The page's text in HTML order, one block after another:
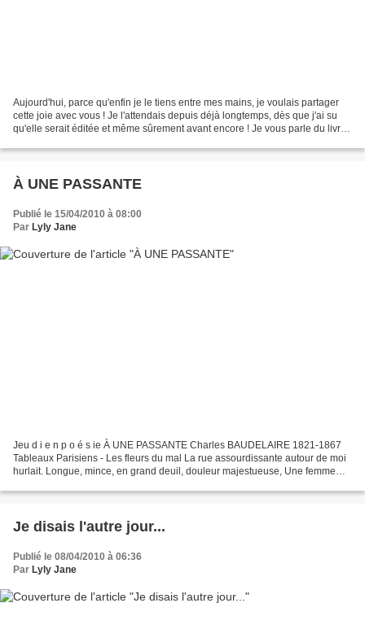
Aujourd'hui, parce qu'enfin je le tiens entre mes mains, je voulais partager
cette joie avec vous ! Je l'attendais depuis déjà longtemps, dès que j'ai su
qu'elle serait éditée et même sûrement avant encore ! Je vous parle du livre
À UNE PASSANTE
Publié le 15/04/2010 à 08:00
Par Lyly Jane
Jeu d i e n p o é s ie À UNE PASSANTE Charles BAUDELAIRE 1821-1867
Tableaux Parisiens - Les fleurs du mal La rue assourdissante autour de moi
hurlait. Longue, mince, en grand deuil, douleur majestueuse, Une femme
Je disais l'autre jour...
Publié le 08/04/2010 à 06:36
Par Lyly Jane